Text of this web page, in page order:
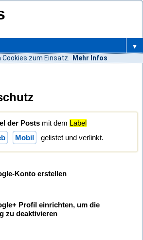
▼
Cookies zum Einsatz.
Mehr Infos
der Posts mit dem Label
Mobil gelistet und verlinkt.
Konto erstellen
Profil einrichten, um die
zu deaktivieren